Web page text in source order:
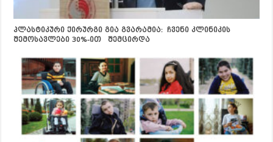
პლასტიკური ქირურგი გია გვარამია: ჩვენი კლინიკის
შემოსავლები 30%-ით შემცირდა